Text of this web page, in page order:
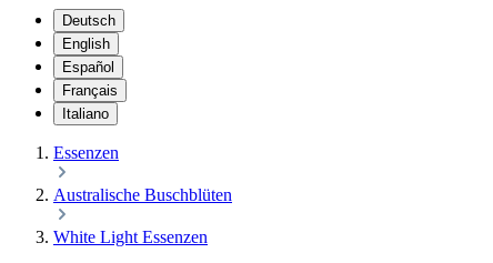
Deutsch
English
Español
Français
Italiano
Essenzen
Australische Buschblüten
White Light Essenzen